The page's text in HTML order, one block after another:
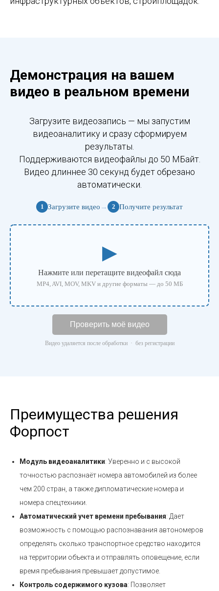
Демонстрация на вашем
видео в реальном времени
Загрузите видеозапись — мы запустим
видеоаналитику и сразу сформируем
результаты.
Поддерживаются видеофайлы до 50 МБайт.
Видео длиннее 30 секунд будет обрезано
автоматически.
1 Загрузите видео → 2 Получите результат
▶
Нажмите или перетащите видеофайл сюда
MP4, AVI, MOV, MKV и другие форматы — до 50 МБ
Проверить моё видео
Видео удаляется после обработки · без регистрации
Преимущества решения
Форпост
Модуль видеоаналитики: Уверенно и с высокой
точностью распознаёт номера автомобилей из более
чем 200 стран, а также дипломатические номера и
номера спецтехники.
Автоматический учет времени пребывания: Дает
возможность с помощью распознавания автономеров
определять сколько транспортное средство находится
на территории объекта и отправлять оповещение, если
время пребывания превышает допустимое.
Контроль содержимого кузова: Позволяет